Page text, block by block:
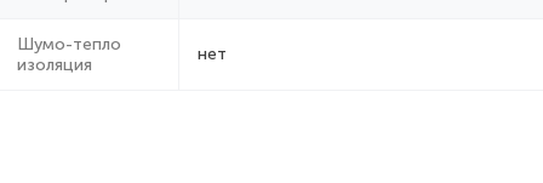
Шумо-тепло
изоляция
нет